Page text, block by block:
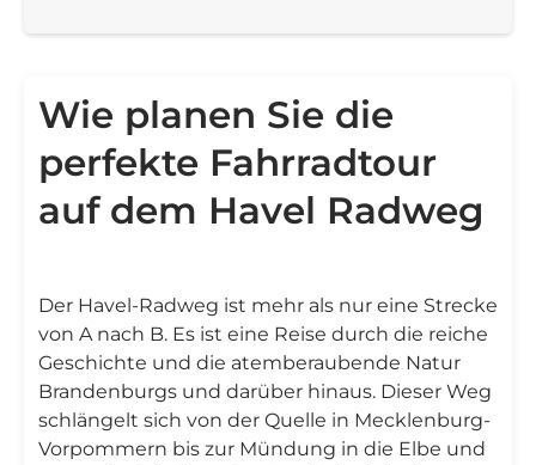
Wie planen Sie die
perfekte Fahrradtour
auf dem Havel Radweg
Der Havel-Radweg ist mehr als nur eine Strecke
von A nach B. Es ist eine Reise durch die reiche
Geschichte und die atemberaubende Natur
Brandenburgs und darüber hinaus. Dieser Weg
schlängelt sich von der Quelle in Mecklenburg-
Vorpommern bis zur Mündung in die Elbe und